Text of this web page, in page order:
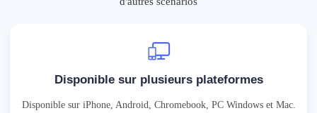
Disponible sur plusieurs plateformes
Disponible sur iPhone, Android, Chromebook, PC Windows et Mac.